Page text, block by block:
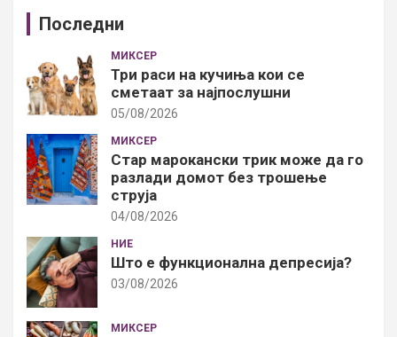
Последни
МИКСЕР
Три раси на кучиња кои се
сметаат за најпослушни
05/08/2026
МИКСЕР
Стар марокански трик може да го
разлади домот без трошење
струја
04/08/2026
НИЕ
Што е функционална депресија?
03/08/2026
МИКСЕР